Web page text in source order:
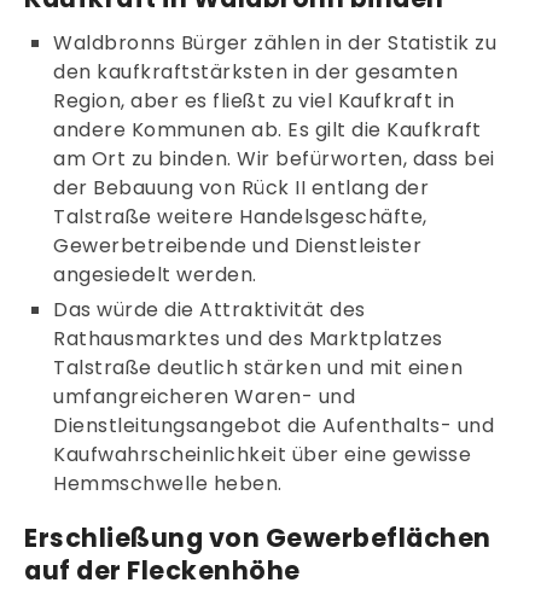
Waldbronns Bürger zählen in der Statistik zu
den kaufkraftstärksten in der gesamten
Region, aber es fließt zu viel Kaufkraft in
andere Kommunen ab. Es gilt die Kaufkraft
am Ort zu binden. Wir befürworten, dass bei
der Bebauung von Rück II entlang der
Talstraße weitere Handelsgeschäfte,
Gewerbetreibende und Dienstleister
angesiedelt werden.
Das würde die Attraktivität des
Rathausmarktes und des Marktplatzes
Talstraße deutlich stärken und mit einen
umfangreicheren Waren- und
Dienstleitungsangebot die Aufenthalts- und
Kaufwahrscheinlichkeit über eine gewisse
Hemmschwelle heben.
Erschließung von Gewerbeflächen
auf der Fleckenhöhe